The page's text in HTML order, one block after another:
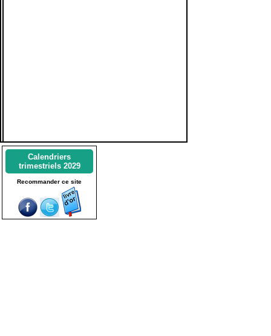
Calendriers
trimestriels 2029
Recommander ce site